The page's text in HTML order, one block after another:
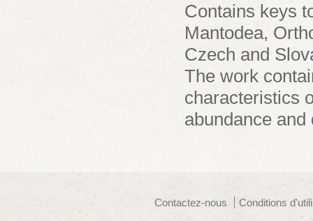
Contains keys
Mantodea,
Czech and
The work
characteristics
abundance
Contactez-nous Conditions